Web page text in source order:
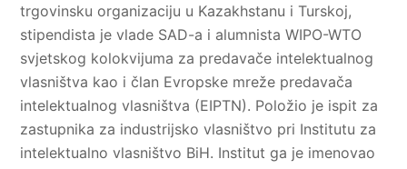
trgovinsku organizaciju u Kazakhstanu i Turskoj,
stipendista je vlade SAD-a i alumnista WIPO-WTO
svjetskog kolokvijuma za predavače intelektualnog
vlasništva kao i član Evropske mreže predavača
intelektualnog vlasništva (EIPTN). Položio je ispit za
zastupnika za industrijsko vlasništvo pri Institutu za
intelektualno vlasništvo BiH. Institut ga je imenovao